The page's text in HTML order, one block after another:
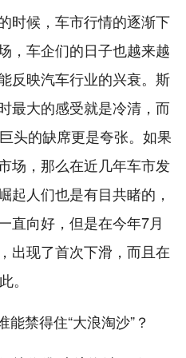
时候，车市行情的逐渐下
，车企们的日子也越来越
反映汽车行业的兴衰。斯
最大的感受就是冷清，而
头的缺席更是夸张。如果
场，那么在近几年车市发
起人们也是有目共睹的，
直向好，但是在今年7月
出现了首次下滑，而且在
。